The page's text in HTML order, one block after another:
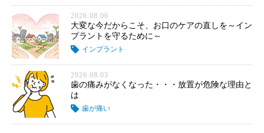
2026.08.06
大変な今だからこそ、お口のケアの直しを～イン
プラントを守るために～
インプラント
2026.08.03
歯の痛みがなくなった・・・放置が危険な理由と
は
歯が痛い